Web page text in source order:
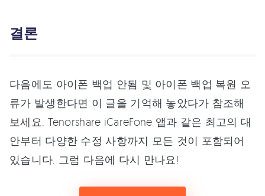
결론
다음에도 아이폰 백업 안됨 및 아이폰 백업 복원 오
류가 발생한다면 이 글을 기억해 놓았다가 참조해
보세요. Tenorshare iCareFone 앱과 같은 최고의 대
안부터 다양한 수정 사항까지 모든 것이 포함되어
있습니다. 그럼 다음에 다시 만나요!